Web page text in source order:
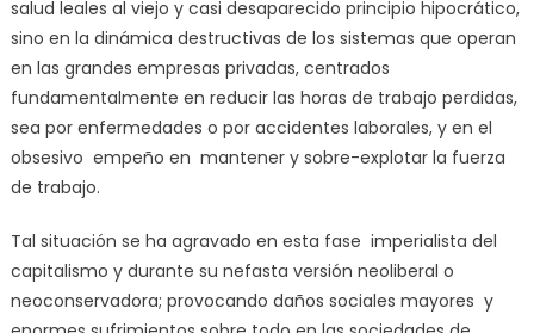
salud leales al viejo y casi desaparecido principio hipocrático,
sino en la dinámica destructivas de los sistemas que operan
en las grandes empresas privadas, centrados
fundamentalmente en reducir las horas de trabajo perdidas,
sea por enfermedades o por accidentes laborales, y en el
obsesivo empeño en mantener y sobre-explotar la fuerza
de trabajo.
Tal situación se ha agravado en esta fase imperialista del
capitalismo y durante su nefasta versión neoliberal o
neoconservadora; provocando daños sociales mayores y